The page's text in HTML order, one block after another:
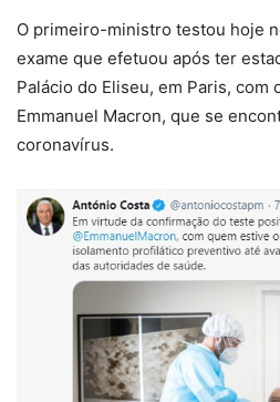
O primeiro-ministro testou hoje
exame que efetuou após ter
Palácio do Eliseu, em Paris, com
Emmanuel Macron, que se
coronavírus.